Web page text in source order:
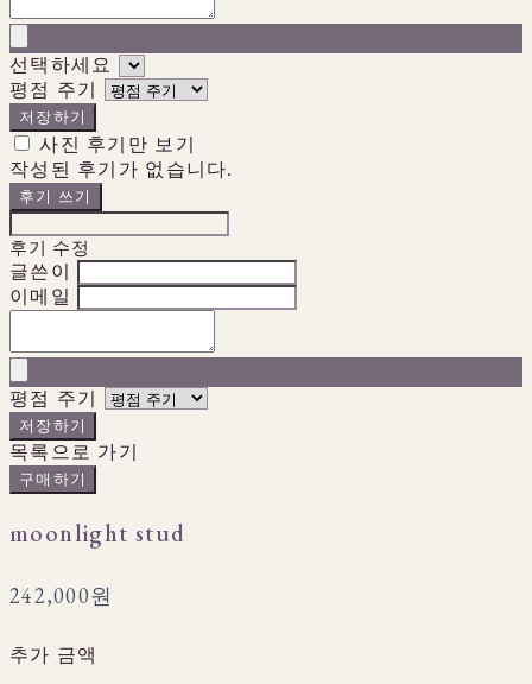
선택하세요
평점 주기
저장하기
사진 후기만 보기
작성된 후기가 없습니다.
후기 쓰기
후기 수정
글쓴이
이메일
평점 주기
저장하기
목록으로 가기
구매하기
moonlight stud
242,000원
추가 금액